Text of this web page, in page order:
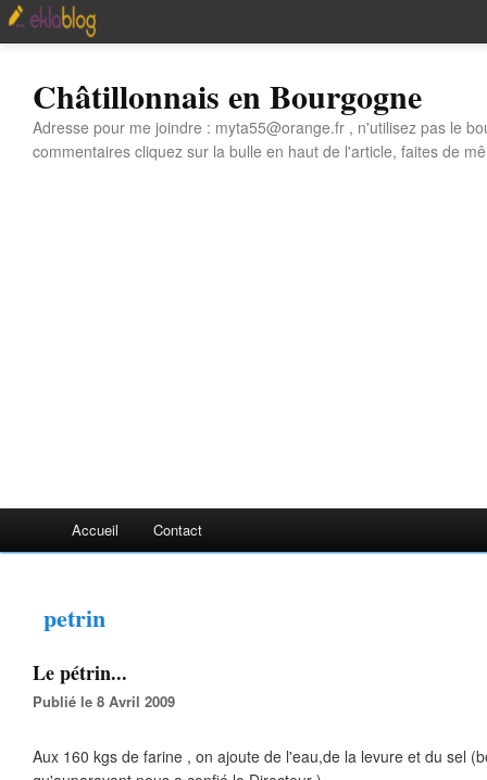
Châtillonnais en Bourgogne
Adresse pour me joindre : myta55@orange.fr , n'utilisez pas le
commentaires cliquez sur la bulle en haut de l'article, faites de
Accueil Contact
petrin
Le pétrin...
Publié le 8 Avril 2009
Aux 160 kgs de farine , on ajoute de l'eau,de la levure et du sel